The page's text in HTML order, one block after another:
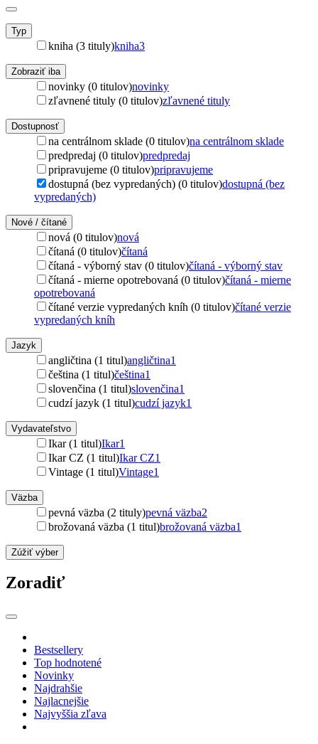
Typ
kniha (3 tituly)kniha3
Zobraziť iba
novinky (0 titulov)novinky
zľavnené tituly (0 titulov)zľavnené tituly
Dostupnosť
na centrálnom sklade (0 titulov)na centrálnom sklade
predpredaj (0 titulov)predpredaj
pripravujeme (0 titulov)pripravujeme
dostupná (bez vypredaných) (0 titulov)dostupná (bez
vypredaných)
Nové / čítané
nová (0 titulov)nová
čítaná (0 titulov)čítaná
čítaná - výborný stav (0 titulov)čítaná - výborný stav
čítaná - mierne opotrebovaná (0 titulov)čítaná - mierne
opotrebovaná
čítané verzie vypredaných kníh (0 titulov)čítané verzie
vypredaných kníh
Jazyk
angličtina (1 titul)angličtina1
čeština (1 titul)čeština1
slovenčina (1 titul)slovenčina1
cudzí jazyk (1 titul)cudzí jazyk1
Vydavateľstvo
Ikar (1 titul)Ikar1
Ikar CZ (1 titul)Ikar CZ1
Vintage (1 titul)Vintage1
Väzba
pevná väzba (2 tituly)pevná väzba2
brožovaná väzba (1 titul)brožovaná väzba1
Zúžiť výber
Zoradiť
Bestsellery
Top hodnotené
Novinky
Najdrahšie
Najlacnejšie
Najvyššia zľava